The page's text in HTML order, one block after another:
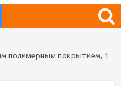
полимерным покрытием, 1